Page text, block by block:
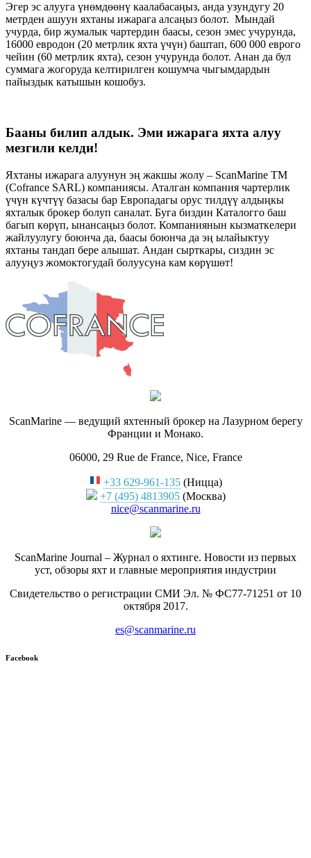
Эгер эс алууга үнөмдөөнү каалабасаңыз, анда узундугу 20
метрден ашуун яхтаны ижарага алсаңыз болот. Мындай
учурда, бир жумалык чартердин баасы, сезон эмес учурунда,
16000 евродон (20 метрлик яхта үчүн) баштап, 600 000 еврого
чейин (60 метрлик яхта), сезон учурунда болот. Анан да бул
суммага жогоруда келтирилген кошумча чыгымдардын
пайыздык катышын кошобуз.
Бааны билип алдык. Эми ижарага яхта алуу
мезгили келди!
Яхтаны ижарага алуунун эң жакшы жолу – ScanMarine TM
(Cofrance SARL) компаниясы. Аталган компания чартерлик
үчүн күчтүү базасы бар Европадагы орус тилдүү алдыңкы
яхталык брокер болуп саналат. Буга биздин Каталогго баш
багып көрүп, ынансаңыз болот. Компаниянын кызматкелери
жайлуулугу боюнча да, баасы боюнча да эң ылайыктуу
яхтаны тандап бере алышат. Андан сырткары, сиздин эс
алууңуз жомоктогудай болуусуна кам көрүшөт!
ScanMarine — ведущий яхтенный брокер на Лазурном берегу
Франции и Монако.
06000, 29 Rue de France, Nice, France
+33 629-961-135(Ницца)
+7 (495) 4813905(Москва)
nice@scanmarine.ru
ScanMarine Journal – Журнал о яхтинге. Новости из первых
уст, обзоры яхт и главные мероприятия индустрии
Свидетельство о регистрации СМИ Эл. № ФС77-71251 от 10
октября 2017.
es@scanmarine.ru
Facebook